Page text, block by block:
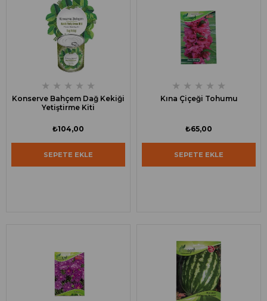
★ ★ ★ ★ ★
Konserve Bahçem Dağ Kekiği
Yetiştirme Kiti
₺104,00
SEPETE EKLE
★ ★ ★ ★ ★
Kına Çiçeği Tohumu
₺65,00
SEPETE EKLE